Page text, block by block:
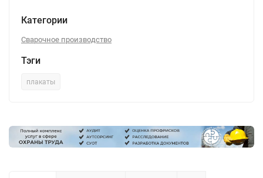
Категории
Сварочное производство
Тэги
плакаты